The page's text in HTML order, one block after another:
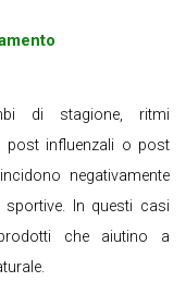
di stagione, ritmi
post influenzali o post
negativamente
In questi casi
che aiutino a